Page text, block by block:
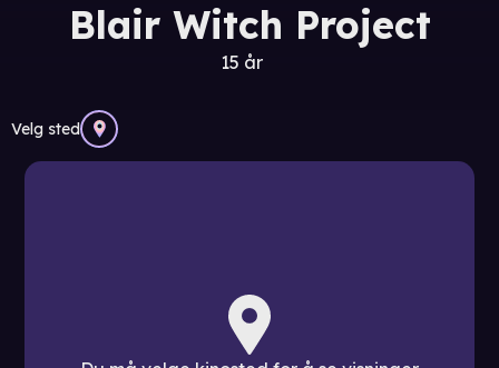
Blair Witch Project
15 år
Velg sted